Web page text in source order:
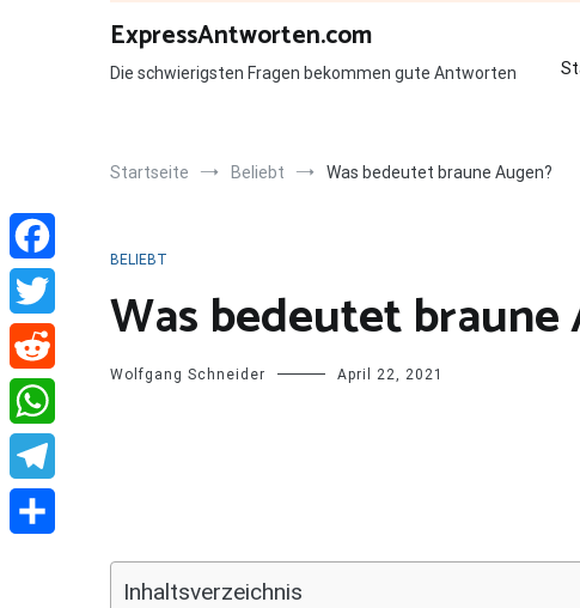
ExpressAntworten.com
Die schwierigsten Fragen bekommen gute Antworten
Startseite Beliebt Was bedeutet braune Augen?
BELIEBT
Was bedeutet braune
Wolfgang Schneider April 22, 2021
Inhaltsverzeichnis
Facebook
Twitter
Reddit
WhatsApp
Telegram